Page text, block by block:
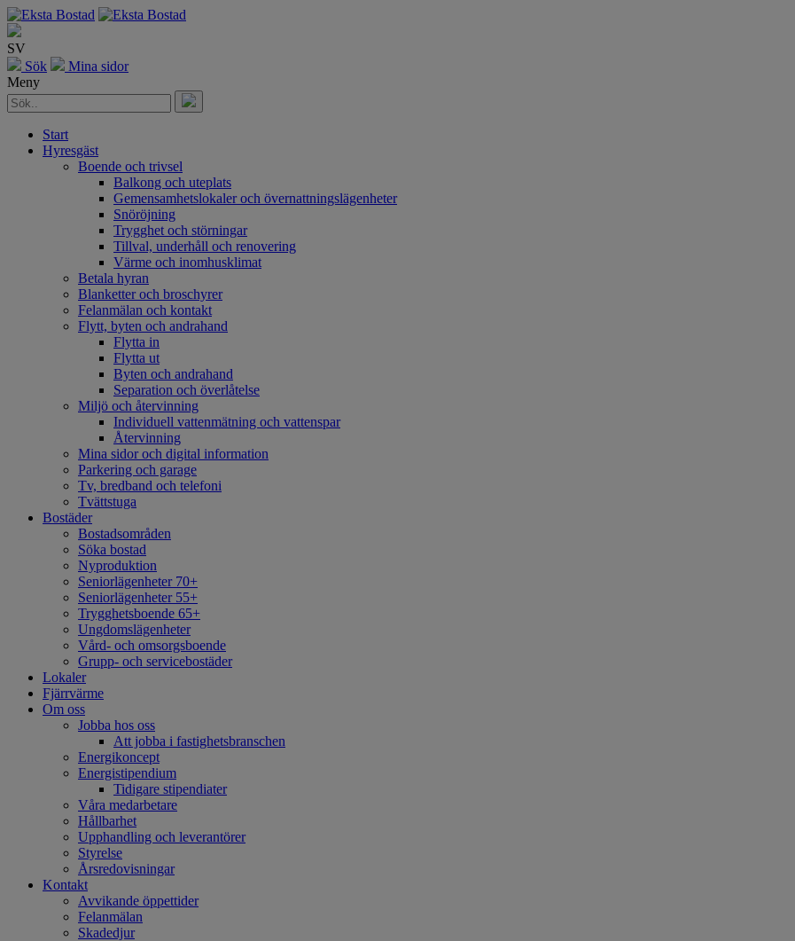
SV
Sök
Mina sidor
Meny
Start
Hyresgäst
Boende och trivsel
Balkong och uteplats
Gemensamhetslokaler och övernattningslägenheter
Snöröjning
Trygghet och störningar
Tillval, underhåll och renovering
Värme och inomhusklimat
Betala hyran
Blanketter och broschyrer
Felanmälan och kontakt
Flytt, byten och andrahand
Flytta in
Flytta ut
Byten och andrahand
Separation och överlåtelse
Miljö och återvinning
Individuell vattenmätning och vattenspar
Återvinning
Mina sidor och digital information
Parkering och garage
Tv, bredband och telefoni
Tvättstuga
Bostäder
Bostadsområden
Söka bostad
Nyproduktion
Seniorlägenheter 70+
Seniorlägenheter 55+
Trygghetsboende 65+
Ungdomslägenheter
Vård- och omsorgsboende
Grupp- och servicebostäder
Lokaler
Fjärrvärme
Om oss
Jobba hos oss
Att jobba i fastighetsbranschen
Energikoncept
Energistipendium
Tidigare stipendiater
Våra medarbetare
Hållbarhet
Upphandling och leverantörer
Styrelse
Årsredovisningar
Kontakt
Avvikande öppettider
Felanmälan
Skadedjur